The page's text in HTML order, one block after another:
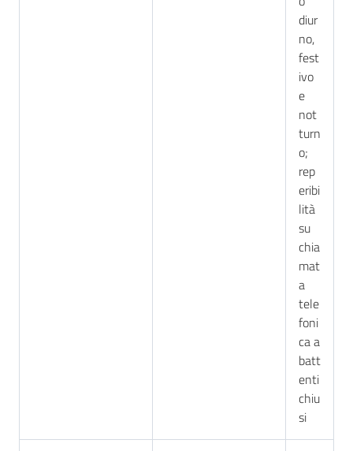
diur
no,
fest
ivo
e
not
turn
o;
rep
eribi
lità
su
chia
mat
a
tele
foni
ca a
batt
enti
chiu
si